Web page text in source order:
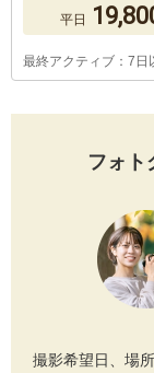
平日
最終アクティブ：7日
フォト
撮影希望日、場